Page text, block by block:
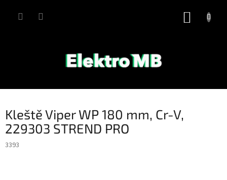
Kleště Viper WP 180 mm, Cr-V,
229303 STREND PRO
3393